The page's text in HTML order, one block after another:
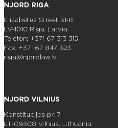
NJORD RIGA
Elizabetes Street 31-8
LV-1010 Riga, Latvia
Telefon: +371 67 313 315
Fax: +371 67 847 323
riga@njordlaw.lv
NJORD VILNIUS
Konstitucijos pr. 7,
LT-09308 Vilnius, Lithuania